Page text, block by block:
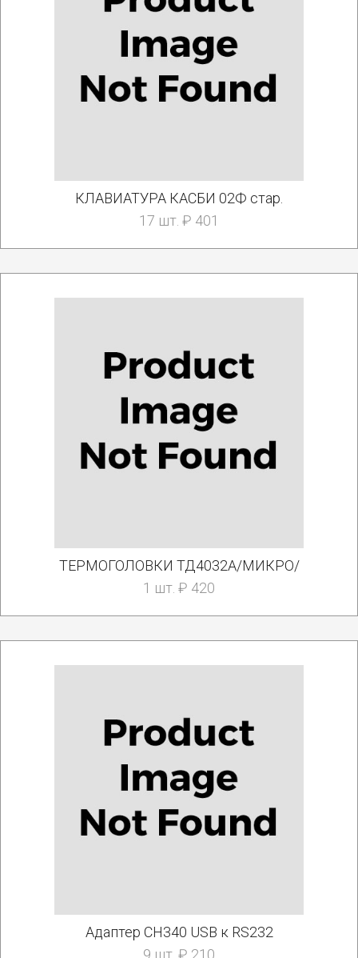
КЛАВИАТУРА КАСБИ 02Ф стар.
17 шт. ₽ 401
ТЕРМОГОЛОВКИ ТД4032А/МИКРО/
1 шт. ₽ 420
Адаптер CH340 USB к RS232
9 шт. ₽ 210